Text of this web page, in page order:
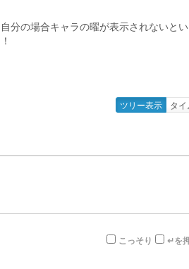
分の場合キャラの曜が表示されないと
ツリー表示 タ
こっそり ↵を